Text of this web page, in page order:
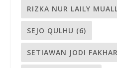
RIZKA NUR LAILY
SEJO QULHU (6)
SETIAWAN JODI FAKHAR